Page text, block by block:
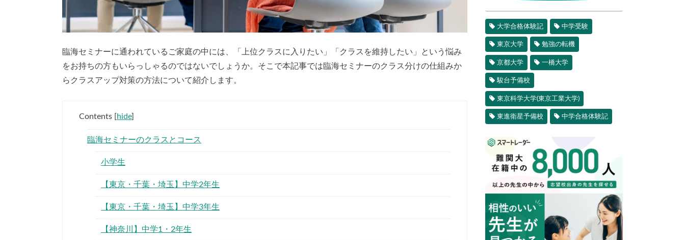
臨海セミナーに通われているご家庭の中には、「上位クラスに入りたい」「クラスを維持したい」という悩み
をお持ちの方もいらっしゃるのではないでしょうか。そこで本記事では臨海セミナーのクラス分けの仕組みか
らクラスアップ対策の方法について紹介します。
Contents [hide]
臨海セミナーのクラスとコース
小学生
【東京・千葉・埼玉】中学2年生
【東京・千葉・埼玉】中学3年生
【神奈川】中学1・2年生
大学合格体験記 中学受験
東京大学 勉強の転機
京都大学 一橋大学
駿台予備校
東京科学大学(東京工業大学)
東進衛星予備校 中学合格体験記